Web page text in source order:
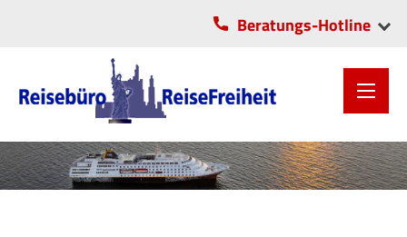
Beratungs-Hotline
VITA-Center Chemnitz
0371/2806055
OLI-Park Lichtenau
037208/5706